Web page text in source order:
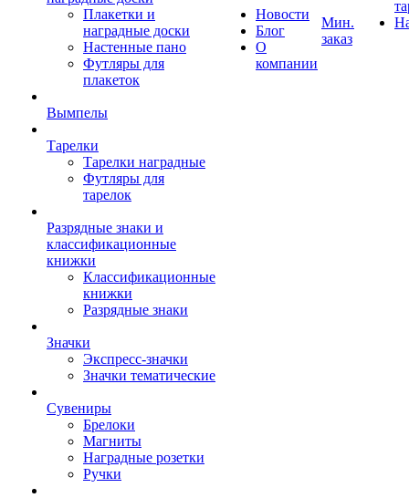
Плакетки и
наградные доски
Настенные пано
Футляры для
плакеток
Вымпелы
Тарелки
Тарелки наградные
Футляры для
тарелок
Разрядные знаки и
классификационные
книжки
Классификационные
книжки
Разрядные знаки
Значки
Экспресс-значки
Значки тематические
Сувениры
Брелоки
Магниты
Наградные розетки
Ручки
Новости
Блог
О
компании
Мин.
заказ